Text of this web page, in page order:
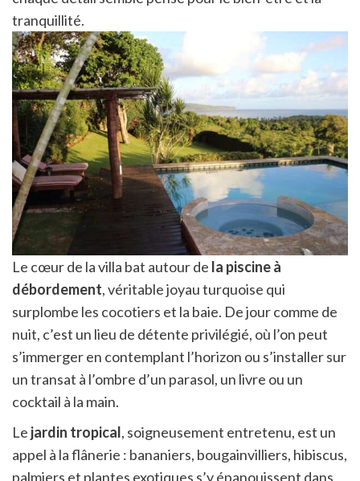
tranquillité.
Le cœur de la villa bat autour de la piscine à
débordement, véritable joyau turquoise qui
surplombe les cocotiers et la baie. De jour comme de
nuit, c’est un lieu de détente privilégié, où l’on peut
s’immerger en contemplant l’horizon ou s’installer sur
un transat à l’ombre d’un parasol, un livre ou un
cocktail à la main.
Le jardin tropical, soigneusement entretenu, est un
appel à la flânerie : bananiers, bougainvilliers, hibiscus,
palmiers et plantes exotiques s’y épanouissent dans